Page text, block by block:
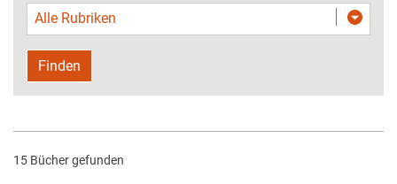
Alle Rubriken
Finden
15 Bücher gefunden